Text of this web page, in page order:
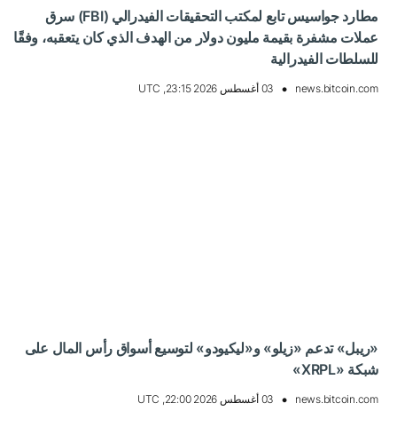
مطارد جواسيس تابع لمكتب التحقيقات الفيدرالي (FBI) سرق
عملات مشفرة بقيمة مليون دولار من الهدف الذي كان يتعقبه، وفقًا
للسلطات الفيدرالية
news.bitcoin.com 03 أغسطس 2026 23:15, UTC
«ريبل» تدعم «زيلو» و«ليكيودو» لتوسيع أسواق رأس المال على
شبكة «XRPL»
news.bitcoin.com 03 أغسطس 2026 22:00, UTC